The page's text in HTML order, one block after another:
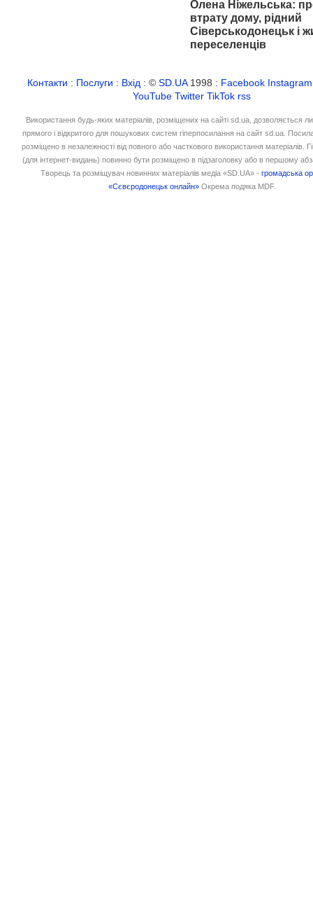
Олена Ніжельська:
втрату дому, рідний
Сіверськодонецьк і
переселенців
Контакти : Послуги : Вхід : ©SD.UA1998 : Facebook Instagram
YouTube Twitter TikTok rss
Використання будь-яких матеріалів, розміщених на сайті sd.ua, дозволяється
прямого і відкритого для пошукових систем гіперпосилання на сайт sd.ua.
розміщено в незалежності від повного або часткового використання матеріалів.
(для інтернет-видань) повинно бути розміщено в підзаголовку або в першому
Творець та розміщувач новинних матеріалів медіа «SD.UA» -громадська
«Сєвєродонецьк онлайн» Окрема подяка MDF.